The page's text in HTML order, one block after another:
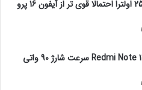
گلکسی اس 25 اولترا احتمالا قوی تر از آیفون 16 پرو
گوشی Redmi Note 14 Pro سرعت شارژ 90 واتی